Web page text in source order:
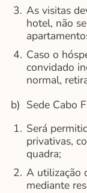
As visitas
hotel, não
Caso o
convidado
normal,
b) Sede Cabo
Será
privativas,
quadra;
A utilização
mediante